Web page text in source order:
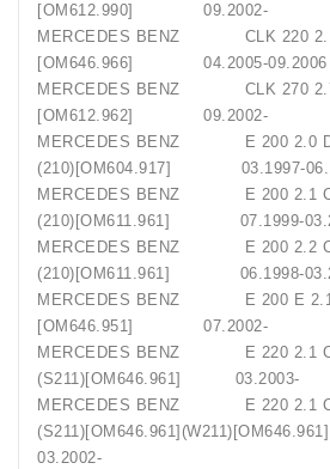
[OM612.990] 09.2002-
MERCEDES BENZ CLK
[OM646.966] 04.2005-
MERCEDES BENZ CLK
[OM612.962] 09.2002-
MERCEDES BENZ E
(210)[OM604.917]
MERCEDES BENZ E
(210)[OM611.961]
MERCEDES BENZ E
(210)[OM611.961]
MERCEDES BENZ E 200
[OM646.951] 07.2002-
MERCEDES BENZ E
(S211)[OM646.961] 03.2003-
MERCEDES BENZ E
03.2002-